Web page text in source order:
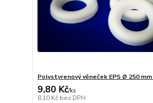
Polystyrenový věneček EPS Ø 250
9,80 Kč/ks
8,10 Kč bez DPH